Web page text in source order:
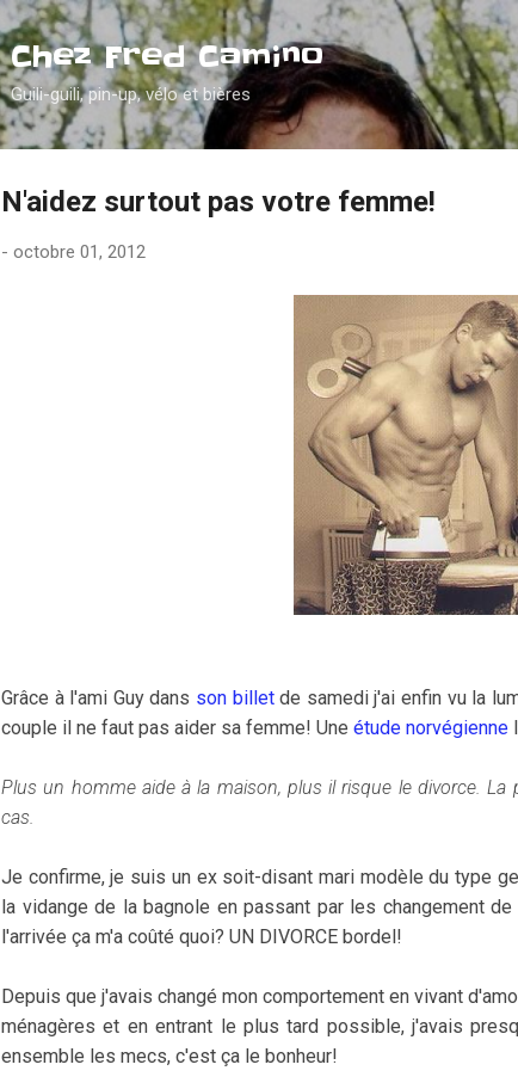
Accéder au
Chez Fred Camino
Guili-guili, pin-up, vélo et bières
N'aidez surtout pas votre femme!
- octobre 01, 2012
Grâce à l'ami Guy dans son billetde samedi j'ai enfin vu la
couple il ne faut pas aider sa femme! Une étude norvégienne
Plus un homme aide à la maison, plus il risque le divorce.
cas.
Je confirme, je suis un ex soit-disant mari modèle du type
la vidange de la bagnole en passant par les changement
l'arrivée ça m'a coûté quoi? UN DIVORCE bordel!
Depuis que j'avais changé mon comportement en vivant
ménagères et en entrant le plus tard possible, j'avais
ensemble les mecs, c'est ça le bonheur!